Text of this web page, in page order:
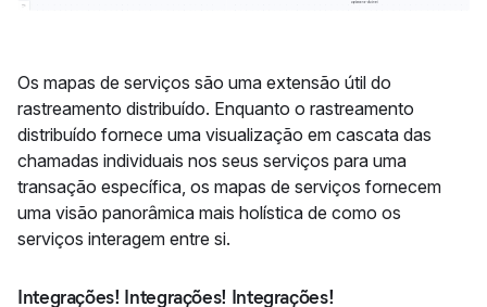
Os mapas de serviços são uma extensão útil do
rastreamento distribuído. Enquanto o rastreamento
distribuído fornece uma visualização em cascata das
chamadas individuais nos seus serviços para uma
transação específica, os mapas de serviços fornecem
uma visão panorâmica mais holística de como os
serviços interagem entre si.
Integrações! Integrações! Integrações!